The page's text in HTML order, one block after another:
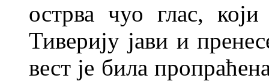
острва чуо глас,
Тиверију јави и
вест је била